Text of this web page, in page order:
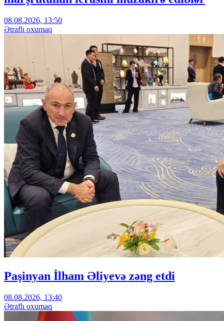
08.08.2026, 13:50
Ətraflı oxumaq
Paşinyan İlham Əliyevə zəng etdi
08.08.2026, 13:40
Ətraflı oxumaq